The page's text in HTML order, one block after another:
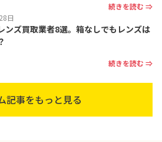
続きを読む ⇒
日
ンズ買取業者8選。箱なしでもレンズは
続きを読む ⇒
記事をもっと見る